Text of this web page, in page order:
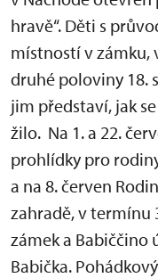
hravě“. Děti s
místností v zámku,
druhé poloviny 18.
jim představí, jak
žilo. Na 1. a 22.
prohlídky pro
a na 8. červen
zahradě, v termínu
zámek a
Babička.